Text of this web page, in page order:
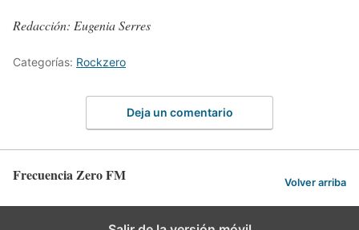
Redacción: Eugenia Serres
Categorías: Rockzero
Deja un comentario
Frecuencia Zero FM Volver arriba